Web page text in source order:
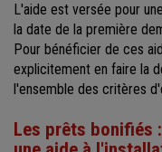
L'aide est versée pour
la date de la première
Pour bénéficier de ces
explicitement en faire la
l'ensemble des critères
Les prêts bonifiés